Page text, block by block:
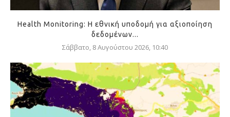
Health Monitoring: Η εθνική υποδομή για αξιοποίηση
δεδομένων...
Σάββατο, 8 Αυγούστου 2026, 10:40